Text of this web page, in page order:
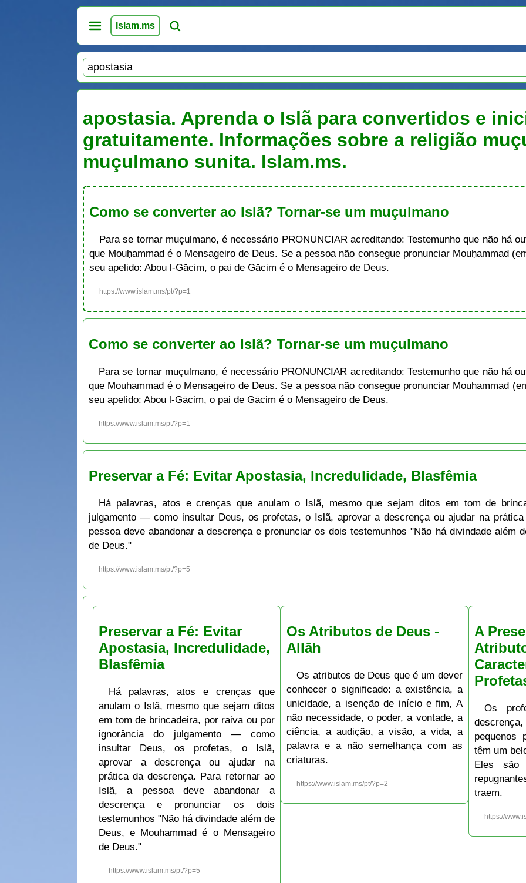
Islam.ms
apostasia. Aprenda o Islã para convertidos e
gratuitamente. Informações sobre a religião
muçulmano sunita. Islam.ms.
Como se converter ao Islã? Tornar-se um muçulmano
Para se tornar muçulmano, é necessário PRONUNCIAR acreditando: Testemunho que não há
que Mouḥammad é o Mensageiro de Deus. Se a pessoa não consegue pronunciar Mouḥammad
seu apelido: Abou l-Gācim, o pai de Gācim é o Mensageiro de Deus.
https://www.islam.ms/pt/?p=1
Como se converter ao Islã? Tornar-se um muçulmano
Para se tornar muçulmano, é necessário PRONUNCIAR acreditando: Testemunho que não há
que Mouḥammad é o Mensageiro de Deus. Se a pessoa não consegue pronunciar Mouḥammad
seu apelido: Abou l-Gācim, o pai de Gācim é o Mensageiro de Deus.
https://www.islam.ms/pt/?p=1
Preservar a Fé: Evitar Apostasia, Incredulidade, Blasfêmia
Há palavras, atos e crenças que anulam o Islã, mesmo que sejam ditos em tom de
julgamento — como insultar Deus, os profetas, o Islã, aprovar a descrença ou ajudar na
pessoa deve abandonar a descrença e pronunciar os dois testemunhos "Não há divindade além
de Deus."
https://www.islam.ms/pt/?p=5
Preservar a Fé: Evitar
Apostasia, Incredulidade,
Blasfêmia
Há palavras, atos e crenças que
anulam o Islã, mesmo que sejam ditos
em tom de brincadeira, por raiva ou por
ignorância do julgamento — como
insultar Deus, os profetas, o Islã,
aprovar a descrença ou ajudar na
prática da descrença. Para retornar ao
Islã, a pessoa deve abandonar a
descrença e pronunciar os dois
testemunhos "Não há divindade além de
Deus, e Mouḥammad é o Mensageiro
de Deus."
https://www.islam.ms/pt/?p=5
Os Atributos de Deus -
Allāh
Os atributos de Deus que é um dever
conhecer o significado: a existência, a
unicidade, a isenção de início e fim, A
não necessidade, o poder, a vontade, a
ciência, a audição, a visão, a vida, a
palavra e a não semelhança com as
criaturas.
https://www.islam.ms/pt/?p=2
A
Os
pequenos
têm um
Eles são
traem.
https://